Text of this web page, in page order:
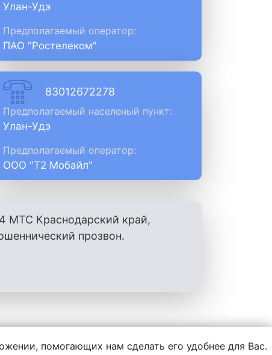
Улан-Удэ
Предполагаемый оператор:
ПАО "Ростелеком"
83012672278
Предполагаемый населеный пункт:
Улан-Удэ
Предполагаемый оператор:
ООО "Т2 Мобайл"
МТС Краснодарский край,
прозвон.
написанной пользователями.
помогающих нам сделать его удобнее для Вас.